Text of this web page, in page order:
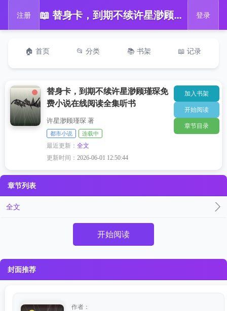
注册 📖 替身卡，到期不续许星渺顾瑾琛免费小说在线阅读全集听书 登录
🏠 首页 📂 分类 📚 书架 📖 记录
替身卡，到期不续许星渺顾瑾琛免
费小说在线阅读全集听书
许星渺顾瑾琛 著
都市小说 连载中
最近更新：全文
更新时间：2026-06-01 12:50:44
加入书架
开始阅读
章节目录
章节列表
全文
开始阅读
封面推荐
作者：